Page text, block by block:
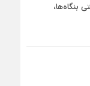
بنگاه‌ها،